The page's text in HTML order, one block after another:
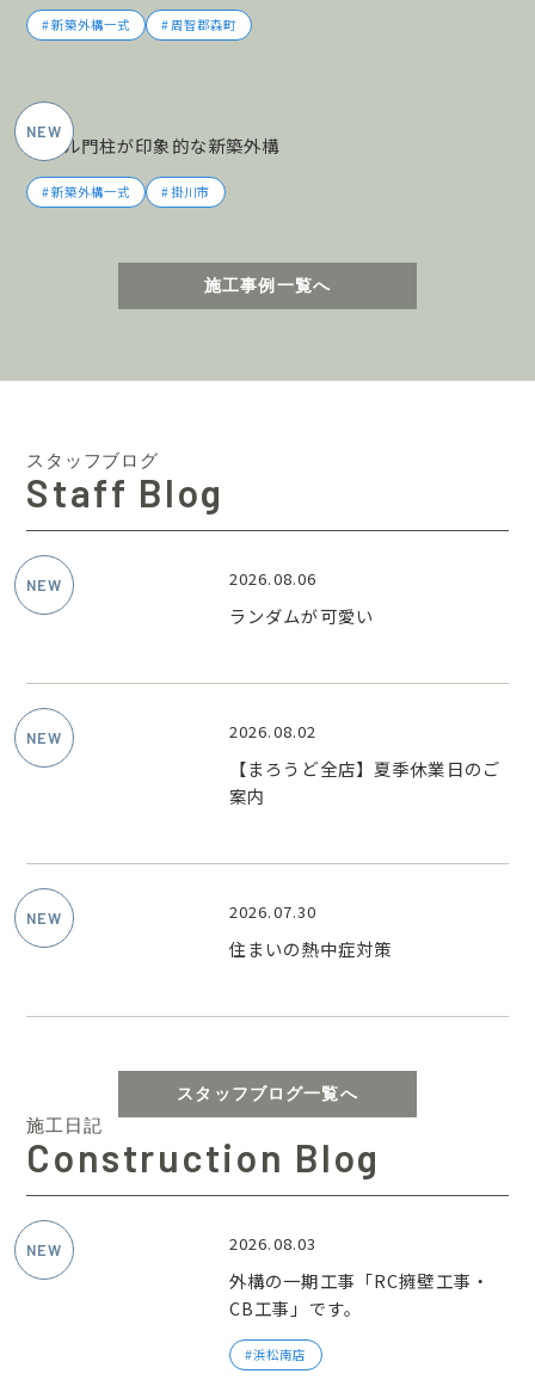
新築外構一式 周智郡森町
タイル門柱が印象的な新築外構
新築外構一式 掛川市
施工事例一覧へ
スタッフブログ
Staff Blog
2026.08.06
ランダムが可愛い
2026.08.02
【まろうど全店】夏季休業日のご
案内
2026.07.30
住まいの熱中症対策
スタッフブログ一覧へ
施工日記
Construction Blog
2026.08.03
外構の一期工事「RC擁壁工事・
CB工事」です。
浜松南店